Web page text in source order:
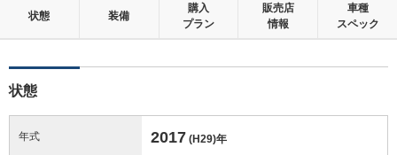
状態 装備
購入
プラン
販売店
情報
車種
スペック
状態
年式 2017 (H29)年